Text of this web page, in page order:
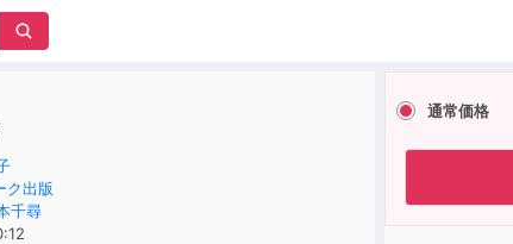
ク出版
千尋
通常価格